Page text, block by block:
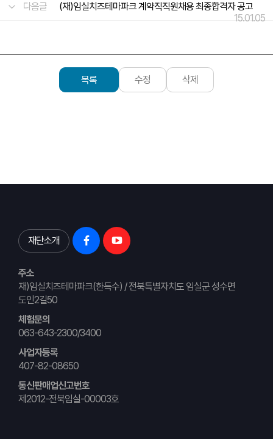
다음글
(재)임실치즈테마파크 계약직직원채용 최종합격자 공고
15.01.05
목록 수정 삭제
재단소개
주소
재)임실치즈테마파크(한득수) / 전북특별자치도 임실군 성수면
도인2길50
체험문의
063-643-2300/3400
사업자등록
407-82-08650
통신판매업신고번호
제2012-전북임실-00003호